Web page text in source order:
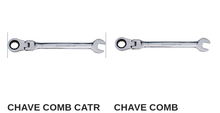
CHAVE COMB CATR
CHAVE COMB